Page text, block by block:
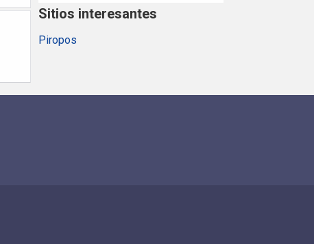
Sitios interesantes
Piropos